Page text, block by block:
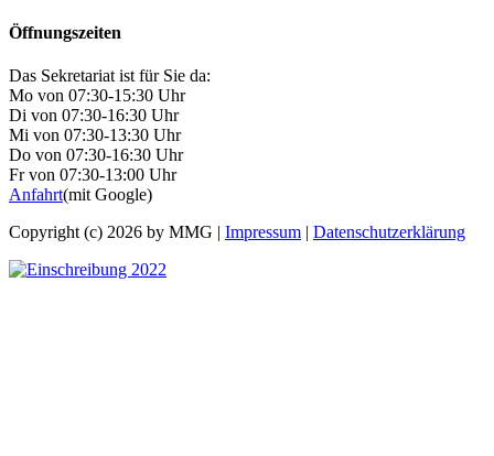
Öffnungszeiten
Das Sekretariat ist für Sie da:
Mo von 07:30-15:30 Uhr
Di von 07:30-16:30 Uhr
Mi von 07:30-13:30 Uhr
Do von 07:30-16:30 Uhr
Fr von 07:30-13:00 Uhr
Anfahrt(mit Google)
Copyright (c) 2026 by MMG | Impressum | Datenschutzerklärung